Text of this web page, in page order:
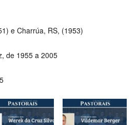
e Charrúa, RS, (1953)
de 1955 a 2005